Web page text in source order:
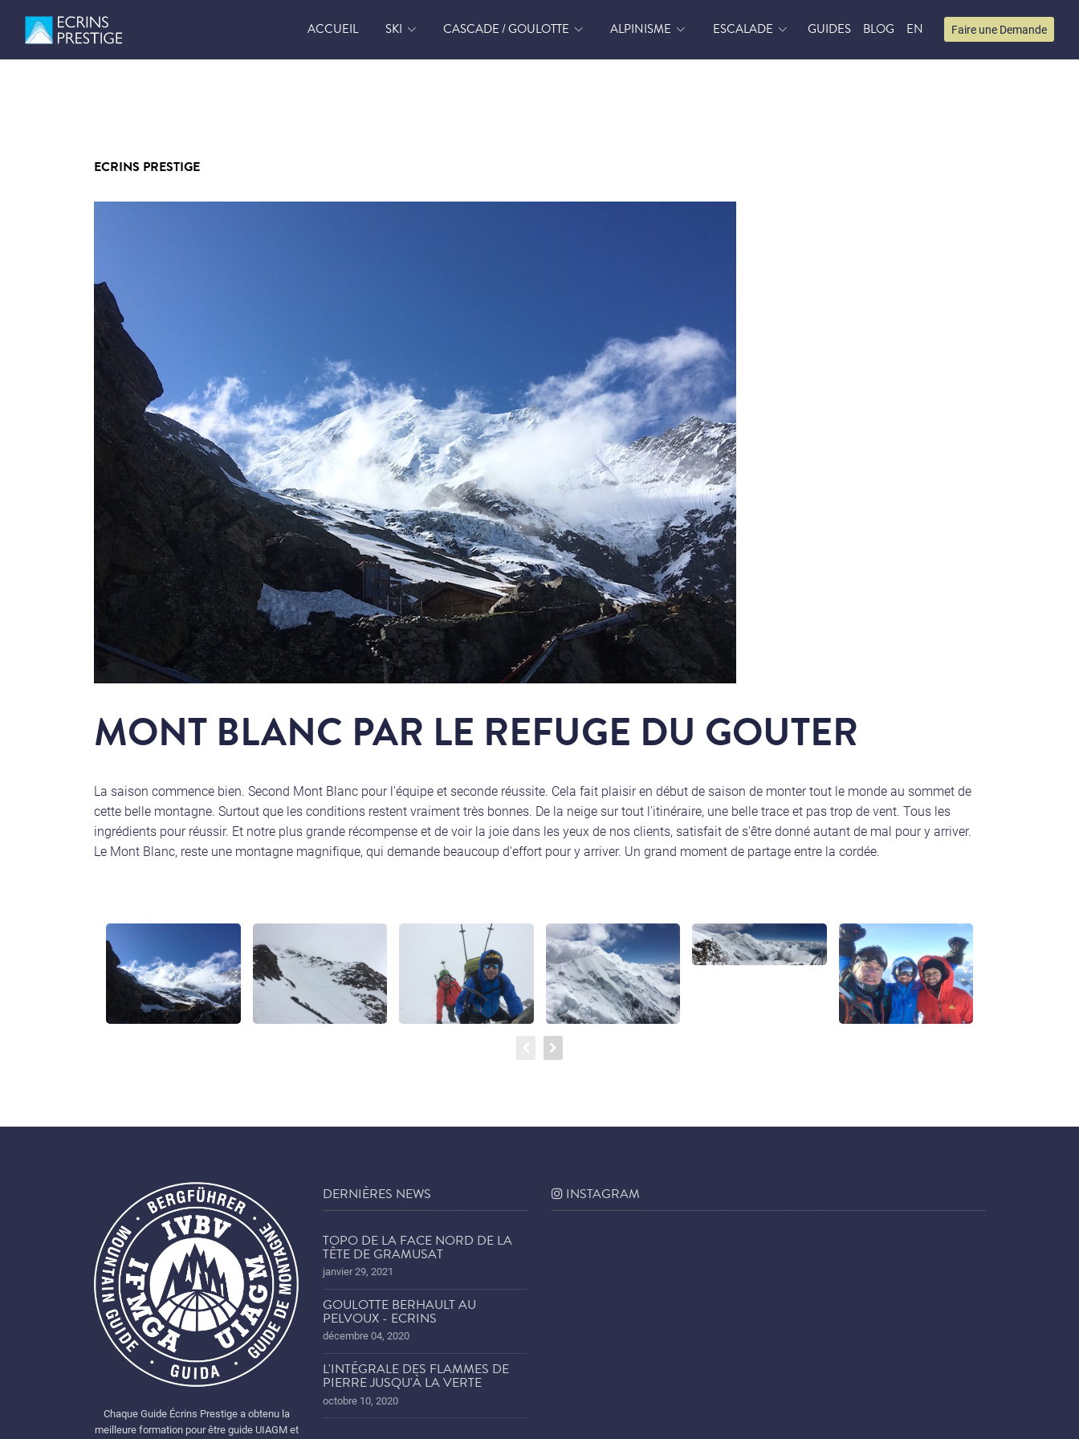
ACCUEIL SKI CASCADE / GOULOTTE ALPINISME ESCALADE GUIDES BLOG EN Faire une Demande
ECRINS PRESTIGE
MONT BLANC PAR LE REFUGE DU GOUTER
La saison commence bien. Second Mont Blanc pour l'équipe et seconde réussite. Cela fait plaisir en début de saison de monter tout le monde au sommet de
cette belle montagne. Surtout que les conditions restent vraiment très bonnes. De la neige sur tout l'itinéraire, une belle trace et pas trop de vent. Tous les
ingrédients pour réussir. Et notre plus grande récompense et de voir la joie dans les yeux de nos clients, satisfait de s'être donné autant de mal pour y arriver.
Le Mont Blanc, reste une montagne magnifique, qui demande beaucoup d'effort pour y arriver. Un grand moment de partage entre la cordée.
Chaque Guide Écrins Prestige a obtenu la
meilleure formation pour être guide UIAGM et
DERNIÈRES NEWS
TOPO DE LA FACE NORD DE LA
TÊTE DE GRAMUSAT
janvier 29, 2021
GOULOTTE BERHAULT AU
PELVOUX - ECRINS
décembre 04, 2020
L'INTÉGRALE DES FLAMMES DE
PIERRE JUSQU'À LA VERTE
octobre 10, 2020
INSTAGRAM